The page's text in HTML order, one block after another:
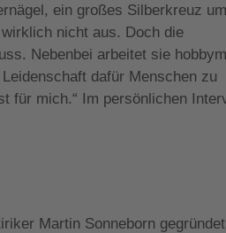
ein großes Silberkreuz
nicht aus. Doch die
Nebenbei arbeitet sie
dafür Menschen zu
für mich.“ Im persönlichen
Martin Sonneborn gegründet